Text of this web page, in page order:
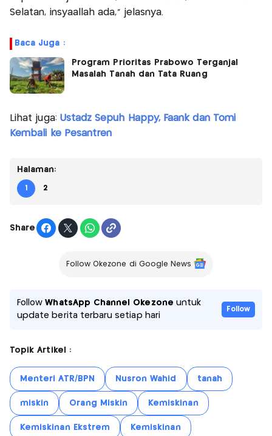
Selatan, insyaallah ada," jelasnya.
Baca Juga :
Program Prioritas Prabowo Terganjal
Masalah Tanah dan Tata Ruang
Lihat juga: Ustadz Sepuh Happy, Faank dan Tomi
Kembali ke Pesantren
Halaman:
1 2
Share
Follow Okezone di Google News
FollowWhatsApp Channel Okezone untuk
update berita terbaru setiap hari
Follow
Topik Artikel :
Menteri ATR/BPN Nusron Wahid tanah
miskin Orang Miskin Kemiskinan
Kemiskinan Ekstrem Kemiskinan